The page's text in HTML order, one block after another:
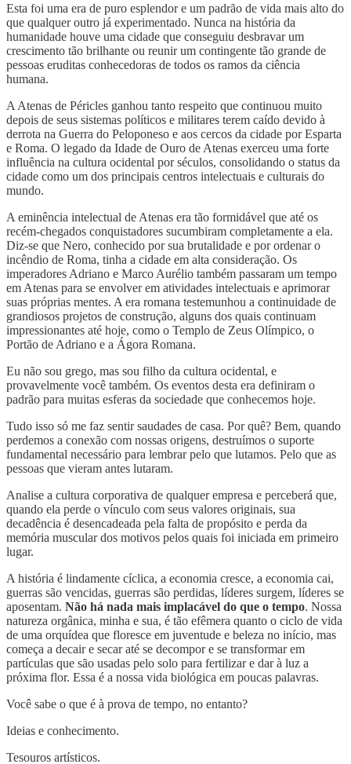
Esta foi uma era de puro esplendor e um padrão de vida mais alto do
que qualquer outro já experimentado. Nunca na história da
humanidade houve uma cidade que conseguiu desbravar um
crescimento tão brilhante ou reunir um contingente tão grande de
pessoas eruditas conhecedoras de todos os ramos da ciência
humana.
A Atenas de Péricles ganhou tanto respeito que continuou muito
depois de seus sistemas políticos e militares terem caído devido à
derrota na Guerra do Peloponeso e aos cercos da cidade por Esparta
e Roma. O legado da Idade de Ouro de Atenas exerceu uma forte
influência na cultura ocidental por séculos, consolidando o status da
cidade como um dos principais centros intelectuais e culturais do
mundo.
A eminência intelectual de Atenas era tão formidável que até os
recém-chegados conquistadores sucumbiram completamente a ela.
Diz-se que Nero, conhecido por sua brutalidade e por ordenar o
incêndio de Roma, tinha a cidade em alta consideração. Os
imperadores Adriano e Marco Aurélio também passaram um tempo
em Atenas para se envolver em atividades intelectuais e aprimorar
suas próprias mentes. A era romana testemunhou a continuidade de
grandiosos projetos de construção, alguns dos quais continuam
impressionantes até hoje, como o Templo de Zeus Olímpico, o
Portão de Adriano e a Ágora Romana.
Eu não sou grego, mas sou filho da cultura ocidental, e
provavelmente você também. Os eventos desta era definiram o
padrão para muitas esferas da sociedade que conhecemos hoje.
Tudo isso só me faz sentir saudades de casa. Por quê? Bem, quando
perdemos a conexão com nossas origens, destruímos o suporte
fundamental necessário para lembrar pelo que lutamos. Pelo que as
pessoas que vieram antes lutaram.
Analise a cultura corporativa de qualquer empresa e perceberá que,
quando ela perde o vínculo com seus valores originais, sua
decadência é desencadeada pela falta de propósito e perda da
memória muscular dos motivos pelos quais foi iniciada em primeiro
lugar.
A história é lindamente cíclica, a economia cresce, a economia cai,
guerras são vencidas, guerras são perdidas, líderes surgem, líderes se
aposentam. Não há nada mais implacável do que o tempo. Nossa
natureza orgânica, minha e sua, é tão efêmera quanto o ciclo de vida
de uma orquídea que floresce em juventude e beleza no início, mas
começa a decair e secar até se decompor e se transformar em
partículas que são usadas pelo solo para fertilizar e dar à luz a
próxima flor. Essa é a nossa vida biológica em poucas palavras.
Você sabe o que é à prova de tempo, no entanto?
Ideias e conhecimento.
Tesouros artísticos.